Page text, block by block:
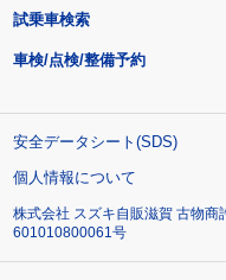
試乗車検索
車検/点検/整備予約
安全データシート(SDS)
個人情報について
株式会社 スズキ自販滋賀 古物
601010800061号